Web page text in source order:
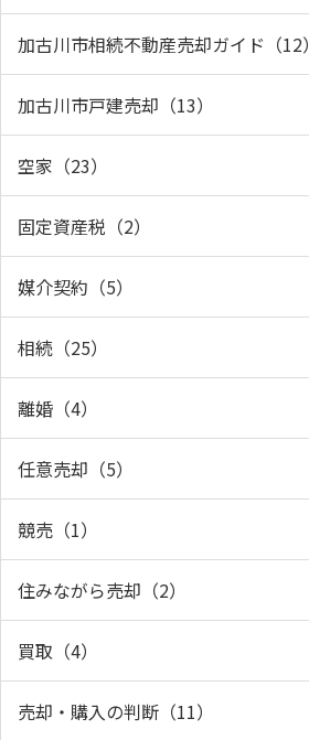
加古川市相続不動産売却ガイド（12）
加古川市戸建売却（13）
空家（23）
固定資産税（2）
媒介契約（5）
相続（25）
離婚（4）
任意売却（5）
競売（1）
住みながら売却（2）
買取（4）
売却・購入の判断（11）